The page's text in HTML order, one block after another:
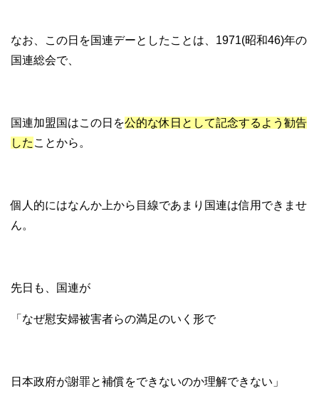
なお、この日を国連デーとしたことは、1971(昭和46)年の
国連総会で、
国連加盟国はこの日を公的な休日として記念するよう勧告
した ことから。
個人的にはなんか上から目線であまり国連は信用できませ
ん。
先日も、国連が
「なぜ慰安婦被害者らの満足のいく形で
日本政府が謝罪と補償をできないのか理解できない」